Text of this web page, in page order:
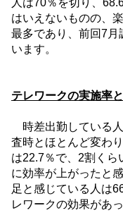
人は70％を切り、
はいえないものの、
最多であり、前回7月
います。
テレワークの実施率
時差出勤している
査時とほとんど変わ
は22.7％で、 2割くら
に効率が上がったと
足と感じている人は
レワークの効果があ